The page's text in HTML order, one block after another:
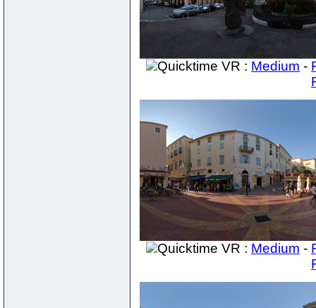
Quicktime VR : Medium -
Quicktime VR : Medium -